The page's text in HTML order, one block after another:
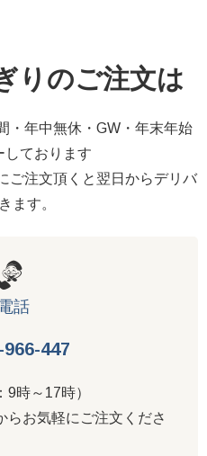
りのご注文は
・年中無休・GW・年末年始
しております
ご注文頂くと翌日からデリバ
ます。
話
447
9時～17時）
らお気軽にご注文くださ